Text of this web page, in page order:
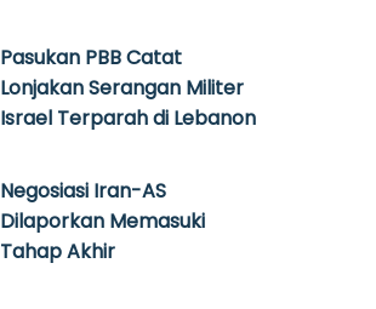
Pasukan PBB Catat
Lonjakan Serangan Militer
Israel Terparah di Lebanon
Negosiasi Iran-AS
Dilaporkan Memasuki
Tahap Akhir